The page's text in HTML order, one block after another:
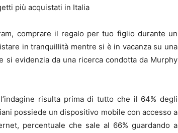
più acquistati in Italia
comprare il regalo per tuo figlio durante un
in tranquillità mentre si è in vacanza su una
si evidenzia da una ricerca condotta da Murphy
risulta prima di tutto che il 64% degli
possiede un dispositivo mobile con accesso a
percentuale che sale al 66% guardando a